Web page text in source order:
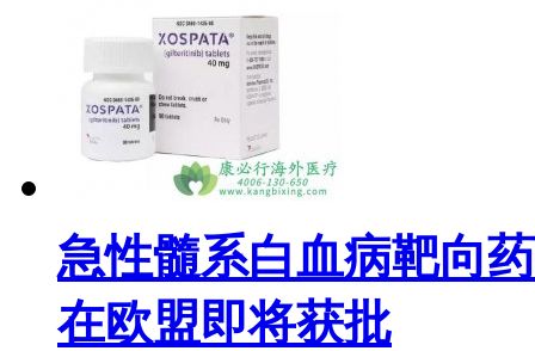
急性髓系白血病靶向
在欧盟即将获批